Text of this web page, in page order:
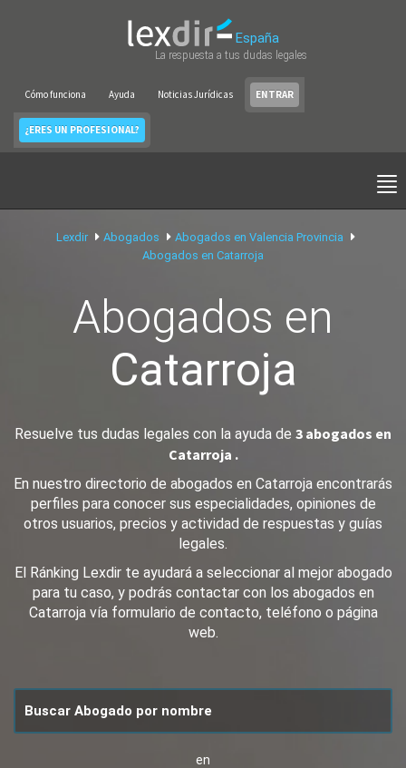
España
La respuesta a tus dudas legales
Cómo funciona Ayuda Noticias Jurídicas ENTRAR
¿ERES UN PROFESIONAL?
Lexdir Abogados
Abogados en Valencia Provincia
Abogados en Catarroja
Abogados en
Catarroja
Resuelve tus dudas legales con la ayuda de 3 abogados en
Catarroja .
En nuestro directorio de abogados en Catarroja encontrarás
perfiles para conocer sus especialidades, opiniones de
otros usuarios, precios y actividad de respuestas y guías
legales.
El Ránking Lexdir te ayudará a seleccionar al mejor abogado
para tu caso, y podrás contactar con los abogados en
Catarroja vía formulario de contacto, teléfono o página
web.
en